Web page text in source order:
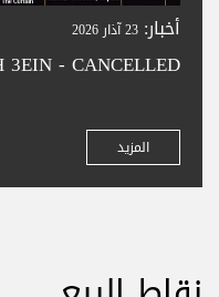
أخبار: 23 آذار 2026
- CANCELLED
المزيد